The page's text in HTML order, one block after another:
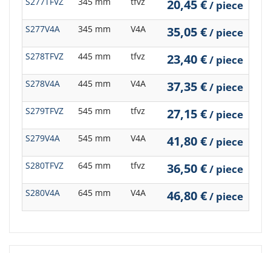
20,45 €/ piece
S277V4A 345 mm V4A 35,05 €/ piece
S278TFVZ 445 mm tfvz 23,40 €/ piece
S278V4A 445 mm V4A 37,35 €/ piece
S279TFVZ 545 mm tfvz 27,15 €/ piece
S279V4A 545 mm V4A 41,80 €/ piece
S280TFVZ 645 mm tfvz 36,50 €/ piece
S280V4A 645 mm V4A 46,80 €/ piece